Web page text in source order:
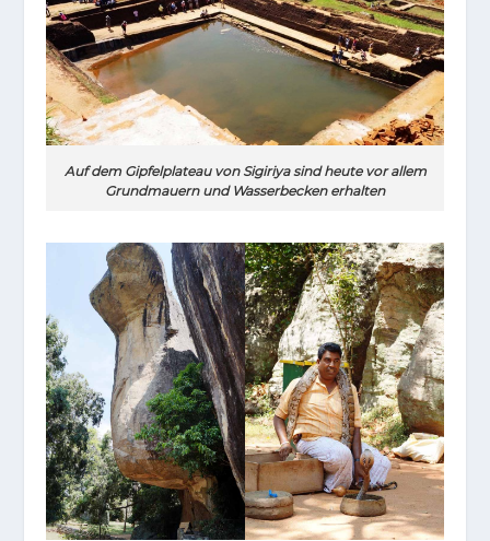
Auf dem Gipfelplateau von Sigiriya sind heute vor allem
Grundmauern und Wasserbecken erhalten